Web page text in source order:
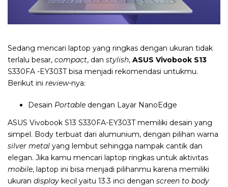
Sedang mencari laptop yang ringkas dengan ukuran tidak
terlalu besar, compact, dan stylish, ASUS Vivobook S13
S330FA -EY303T bisa menjadi rekomendasi untukmu.
Berikut ini review-nya:
Desain Portable dengan Layar NanoEdge
ASUS Vivobook S13 S330FA-EY303T memiliki desain yang
simpel. Body terbuat dari alumunium, dengan pilihan warna
silver metal yang lembut sehingga nampak cantik dan
elegan. Jika kamu mencari laptop ringkas untuk aktivitas
mobile, laptop ini bisa menjadi pilihanmu karena memiliki
ukuran display kecil yaitu 13.3 inci dengan screen to body